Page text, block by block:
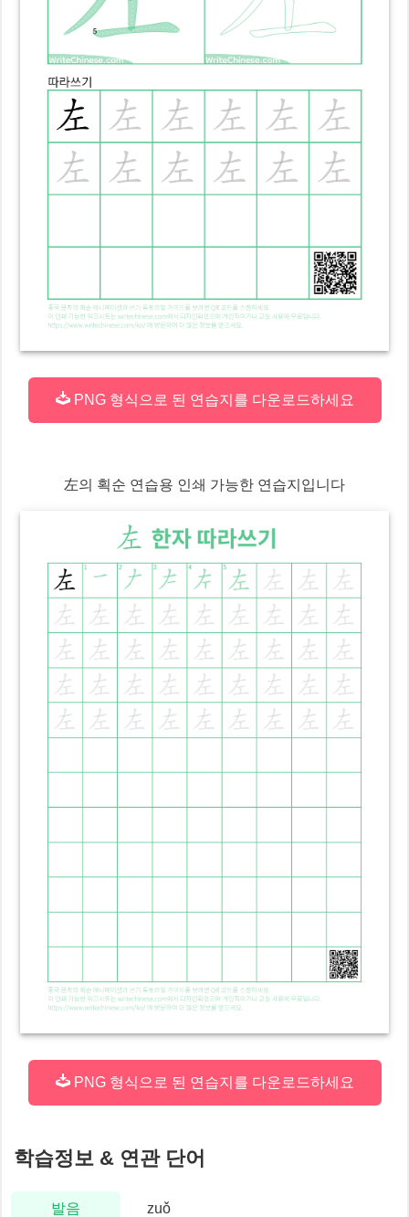
PNG 형식으로 된 연습지를 다운로드하세요
左의 획순 연습용 인쇄 가능한 연습지입니다
PNG 형식으로 된 연습지를 다운로드하세요
학습정보 & 연관 단어
발음 zuǒ